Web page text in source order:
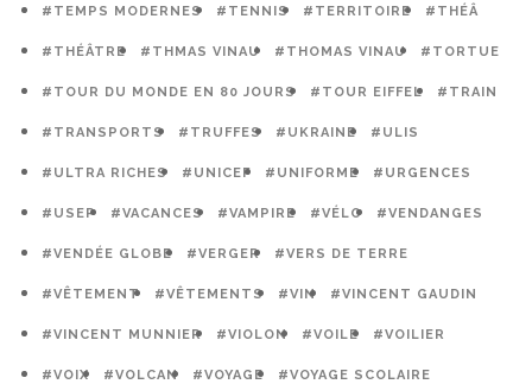
#TEMPS MODERNES #TENNIS #TERRITOIRE #THÉÂ
#THÉÂTRE #THMAS VINAU #THOMAS VINAU #TORTUE
#TOUR DU MONDE EN 80 JOURS #TOUR EIFFEL #TRAIN
#TRANSPORTS #TRUFFES #UKRAINE #ULIS
#ULTRA RICHES #UNICEF #UNIFORME #URGENCES
#USEP #VACANCES #VAMPIRE #VÉLO #VENDANGES
#VENDÉE GLOBE #VERGER #VERS DE TERRE
#VÊTEMENT #VÊTEMENTS #VIN #VINCENT GAUDIN
#VINCENT MUNNIER #VIOLON #VOILE #VOILIER
#VOIX #VOLCAN #VOYAGE #VOYAGE SCOLAIRE